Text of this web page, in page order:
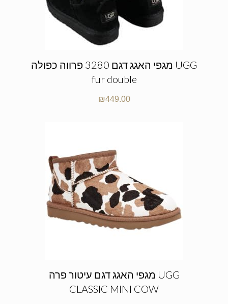
מגפי האגג דגם 3280 פרווה כפולה UGG
fur double
₪449.00
מגפי האגג דגם עיטור פרה UGG
CLASSIC MINI COW